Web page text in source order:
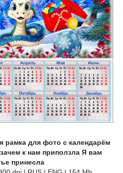
рамка для фото с календарём
к нам приползла Я вам
принесла